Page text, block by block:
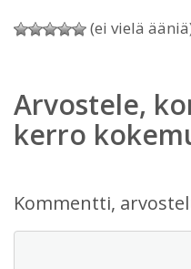
(ei vielä
Arvostele,
kerro
Kommentti,